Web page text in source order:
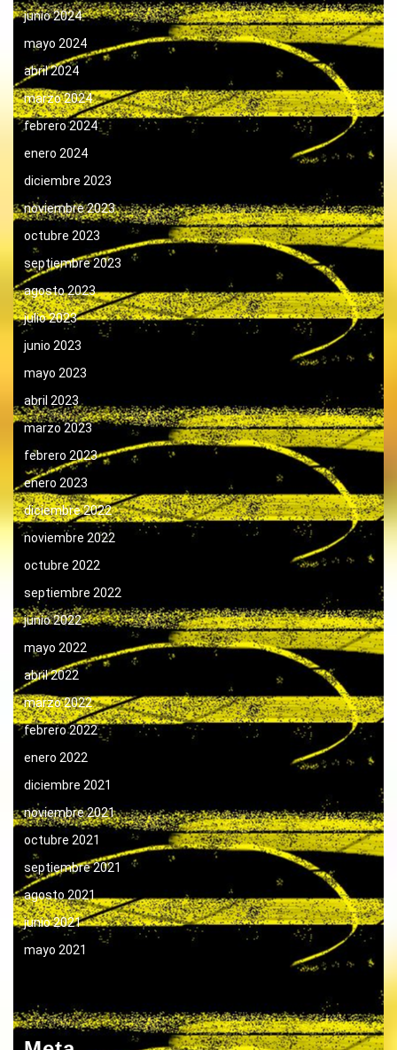
junio 2024
mayo 2024
abril 2024
marzo 2024
febrero 2024
enero 2024
diciembre 2023
noviembre 2023
octubre 2023
septiembre 2023
agosto 2023
julio 2023
junio 2023
mayo 2023
abril 2023
marzo 2023
febrero 2023
enero 2023
diciembre 2022
noviembre 2022
octubre 2022
septiembre 2022
junio 2022
mayo 2022
abril 2022
marzo 2022
febrero 2022
enero 2022
diciembre 2021
noviembre 2021
octubre 2021
septiembre 2021
agosto 2021
junio 2021
mayo 2021